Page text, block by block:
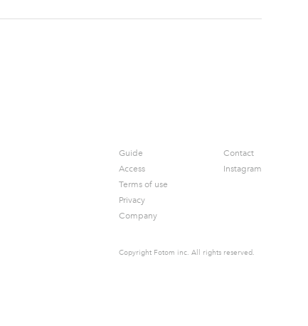
Guide
Access
Terms of use
Privacy
Company
Contact
Instagram
Copyright Fotom inc. All rights reserved.